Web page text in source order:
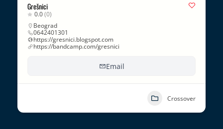
Grešnici
0.0(0)
Beograd
0642401301
https://gresnici.blogspot.com
https://bandcamp.com/gresnici
Email
Crossover